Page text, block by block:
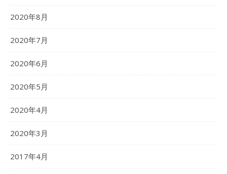
2020年8月
2020年7月
2020年6月
2020年5月
2020年4月
2020年3月
2017年4月